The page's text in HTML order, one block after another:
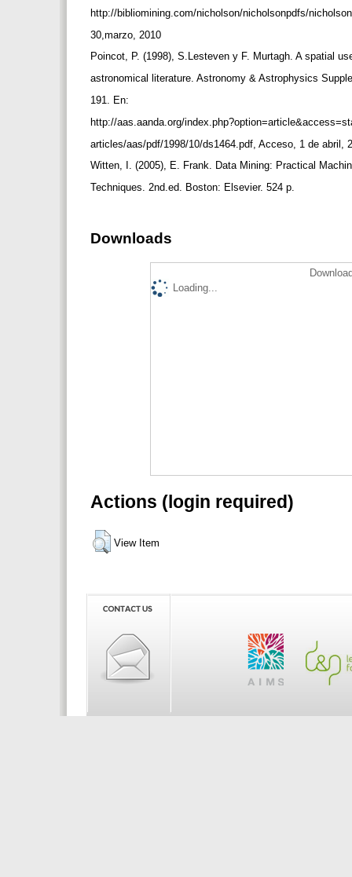
http://bibliomining.com/nicholson/nicholsonpdfs/
30,marzo, 2010
Poincot, P. (1998), S.Lesteven y F. Murtagh. A spatial
astronomical literature. Astronomy & Astrophysics
191. En:
http://aas.aanda.org/
articles/aas/pdf/1998/10/ds1464.pdf, Acceso, 1 de abril,
Witten, I. (2005), E. Frank. Data Mining: Practical
Techniques. 2nd.ed. Boston: Elsevier. 524 p.
Downloads
Loading...
Actions (login required)
View Item